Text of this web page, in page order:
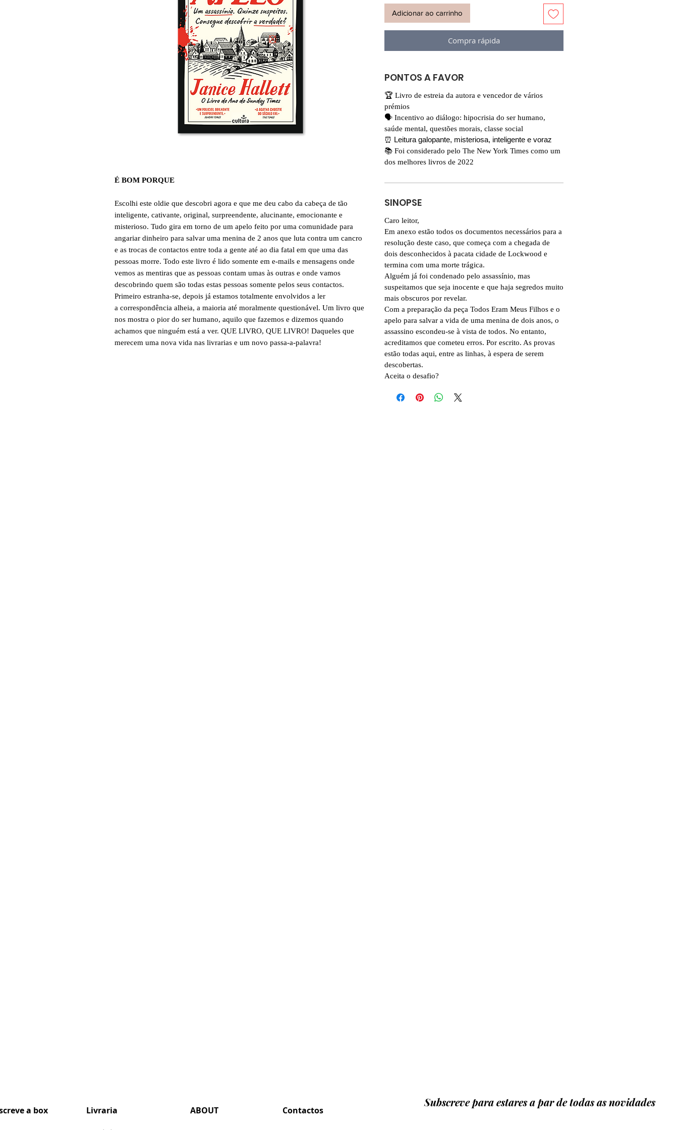
É BOM PORQUE
Escolhi este oldie que descobri agora e que me deu cabo da cabeça de tão
inteligente, cativante, original, surpreendente, alucinante, emocionante e
misterioso. Tudo gira em torno de um apelo feito por uma comunidade para
angariar dinheiro para salvar uma menina de 2 anos que luta contra um cancro
e as trocas de contactos entre toda a gente até ao dia fatal em que uma das
pessoas morre. Todo este livro é lido somente em e-mails e mensagens onde
vemos as mentiras que as pessoas contam umas às outras e onde vamos
descobrindo quem são todas estas pessoas somente pelos seus contactos.
Primeiro estranha-se, depois já estamos totalmente envolvidos a ler
a correspondência alheia, a maioria até moralmente questionável. Um livro que
nos mostra o pior do ser humano, aquilo que fazemos e dizemos quando
achamos que ninguém está a ver. QUE LIVRO, QUE LIVRO! Daqueles que
merecem uma nova vida nas livrarias e um novo passa-a-palavra!
Adicionar ao carrinho
Compra rápida
PONTOS A FAVOR
🏆 Livro de estreia da autora e vencedor de vários
prémios
🗣️ Incentivo ao diálogo: hipocrisia do ser humano,
saúde mental, questões morais, classe social
⏰ Leitura galopante, misteriosa, inteligente e voraz
📚 Foi considerado pelo The New York Times como um
dos melhores livros de 2022
SINOPSE
Caro leitor,
Em anexo estão todos os documentos necessários para a
resolução deste caso, que começa com a chegada de
dois desconhecidos à pacata cidade de Lockwood e
termina com uma morte trágica.
Alguém já foi condenado pelo assassínio, mas
suspeitamos que seja inocente e que haja segredos muito
mais obscuros por revelar.
Com a preparação da peça Todos Eram Meus Filhos e o
apelo para salvar a vida de uma menina de dois anos, o
assassino escondeu-se à vista de todos. No entanto,
acreditamos que cometeu erros. Por escrito. As provas
estão todas aqui, entre as linhas, à espera de serem
descobertas.
Aceita o desafio?
a box Livraria ABOUT Contactos
Subscreve para estares a par de todas as novidades